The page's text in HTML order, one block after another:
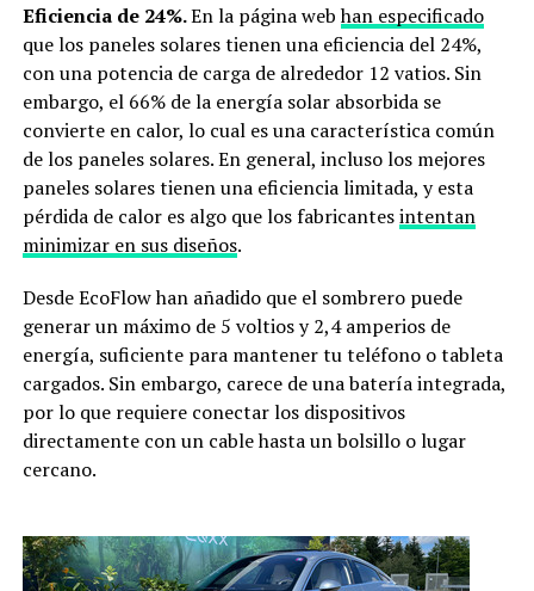
Eficiencia de 24%.En la página webhan especificado
que los paneles solares tienen una eficiencia del 24%,
con una potencia de carga de alrededor 12 vatios. Sin
embargo, el 66% de la energía solar absorbida se
convierte en calor, lo cual es una característica común
de los paneles solares. En general, incluso los mejores
paneles solares tienen una eficiencia limitada, y esta
pérdida de calor es algo que los fabricantesintentan
minimizar en sus diseños.
Desde EcoFlow han añadido que el sombrero puede
generar un máximo de 5 voltios y 2,4 amperios de
energía, suficiente para mantener tu teléfono o tableta
cargados. Sin embargo, carece de una batería integrada,
por lo que requiere conectar los dispositivos
directamente con un cable hasta un bolsillo o lugar
cercano.